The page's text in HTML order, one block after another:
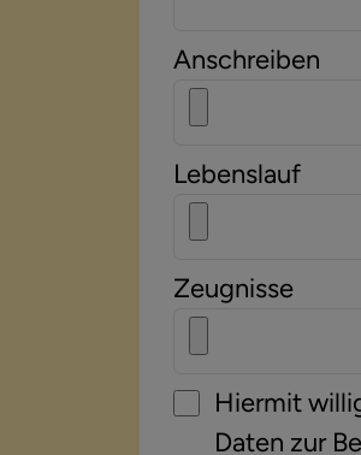
Anschreiben
Lebenslauf
Zeugnisse
Hiermit
Daten zur